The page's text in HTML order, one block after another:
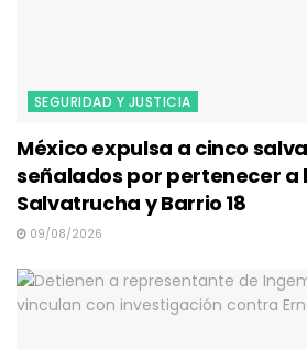
SEGURIDAD Y JUSTICIA
México expulsa a cinco
señalados por pertenecer a
Salvatrucha y Barrio 18
09/08/2026